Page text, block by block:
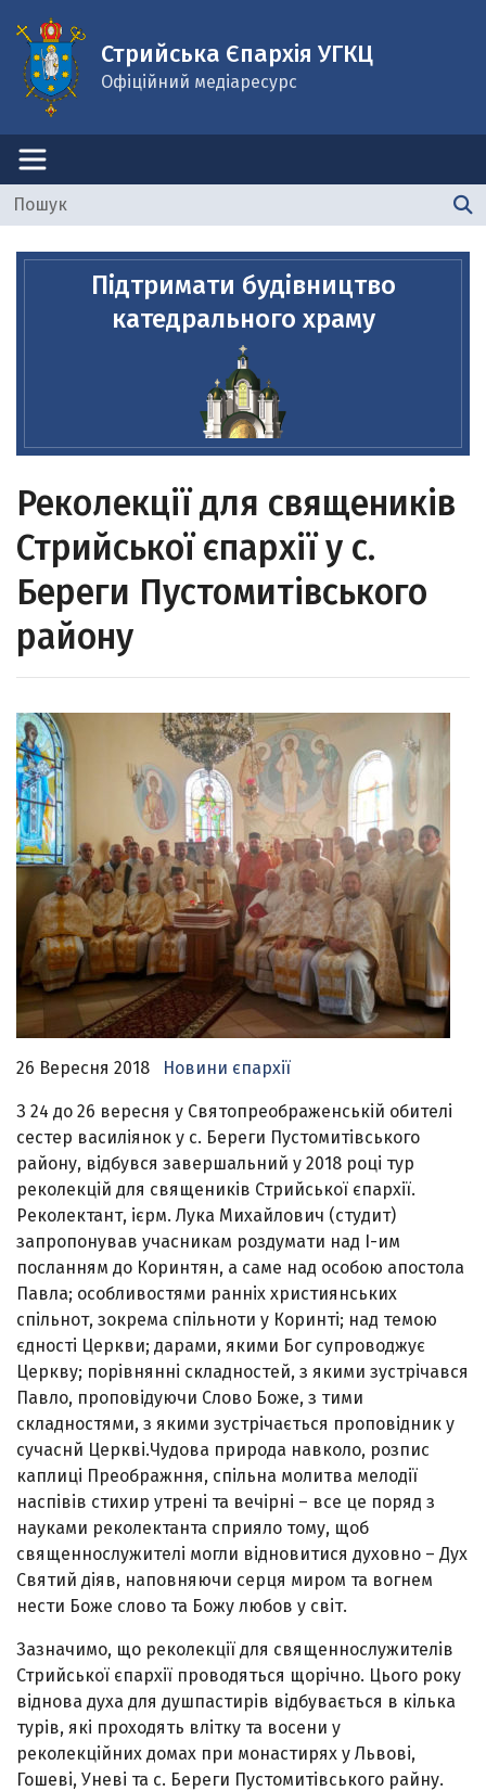
Стрийська Єпархія УГКЦ
Офіційний медіаресурс
Підтримати будівництво
катедрального храму
Реколекції для священиків
Стрийської єпархії у с.
Береги Пустомитівського
району
26 Вересня 2018 Новини єпархії
З 24 до 26 вересня у Святопреображенській обителі
сестер василіянок у с. Береги Пустомитівського
району, відбувся завершальний у 2018 році тур
реколекцій для священиків Стрийської єпархії.
Реколектант, ієрм. Лука Михайлович (студит)
запропонував учасникам роздумати над І-им
посланням до Коринтян, а саме над особою апостола
Павла; особливостями ранніх християнських
спільнот, зокрема спільноти у Коринті; над темою
єдності Церкви; дарами, якими Бог супроводжує
Церкву; порівнянні складностей, з якими зустрічався
Павло, проповідуючи Слово Боже, з тими
складностями, з якими зустрічається проповідник у
сучаснй Церкві.Чудова природа навколо, розпис
каплиці Преображння, спільна молитва мелодії
наспівів стихир утрені та вечірні – все це поряд з
науками реколектанта сприяло тому, щоб
священнослужителі могли відновитися духовно – Дух
Святий діяв, наповняючи серця миром та вогнем
нести Боже слово та Божу любов у світ.
Зазначимо, що реколекції для священнослужителів
Стрийської єпархії проводяться щорічно. Цього року
віднова духа для душпастирів відбувається в кілька
турів, які проходять влітку та восени у
реколекційних домах при монастирях у Львові,
Гошеві, Уневі та с. Береги Пустомитівського райну.